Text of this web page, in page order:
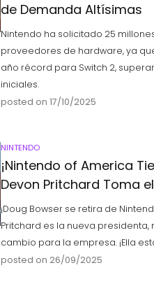
de Demanda Altísimas
Nintendo ha solicitado 25
proveedores de hardware, ya
año récord para Switch 2,
iniciales.
posted on 17/10/2025
NINTENDO
¡Nintendo of America
Devon Pritchard Toma
¡Doug Bowser se retira de
Pritchard es la nueva
cambio para la empresa. ¡Ella
posted on 26/09/2025